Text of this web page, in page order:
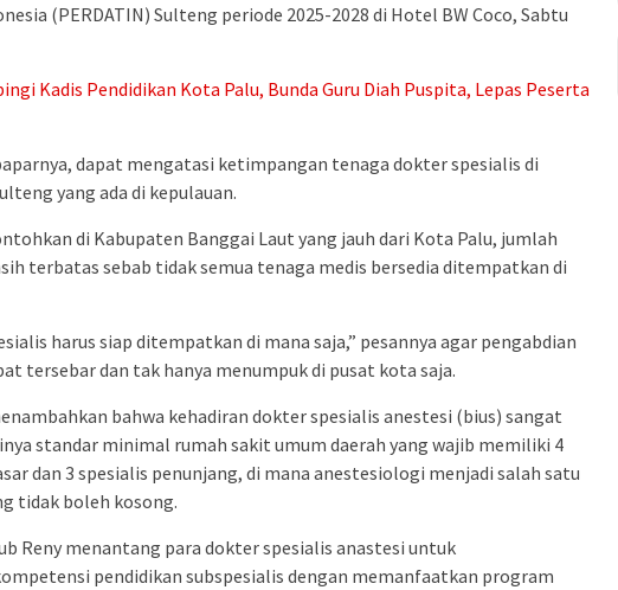
(PERDATIN) Sulteng periode 2025-2028 di Hotel BW Coco, Sabtu
Kadis Pendidikan Kota Palu, Bunda Guru Diah Puspita, Lepas Peserta
dapat mengatasi ketimpangan tenaga dokter spesialis di
yang ada di kepulauan.
di Kabupaten Banggai Laut yang jauh dari Kota Palu, jumlah
terbatas sebab tidak semua tenaga medis bersedia ditempatkan di
harus siap ditempatkan di mana saja,” pesannya agar pengabdian
tersebar dan tak hanya menumpuk di pusat kota saja.
bahwa kehadiran dokter spesialis anestesi (bius) sangat
standar minimal rumah sakit umum daerah yang wajib memiliki 4
dan 3 spesialis penunjang, di mana anestesiologi menjadi salah satu
tidak boleh kosong.
Reny menantang para dokter spesialis anastesi untuk
pendidikan subspesialis dengan memanfaatkan program